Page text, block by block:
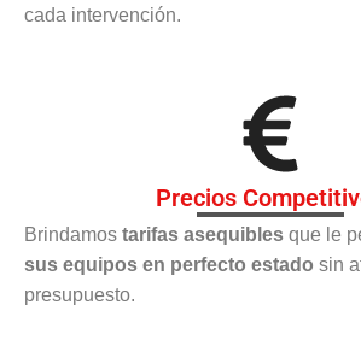
cada intervención.
Precios
Brindamos tarifas asequibles que le
sus equipos en perfecto estado sin
presupuesto.